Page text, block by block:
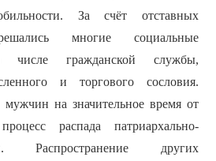
За счёт отставных
многие социальные
гражданской службы,
и торгового сословия.
на значительное время от
распада патриархально-
Распространение других